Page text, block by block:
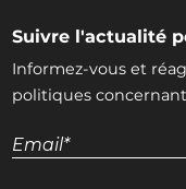
Suivre l'actualité
Informez-vous et
politiques